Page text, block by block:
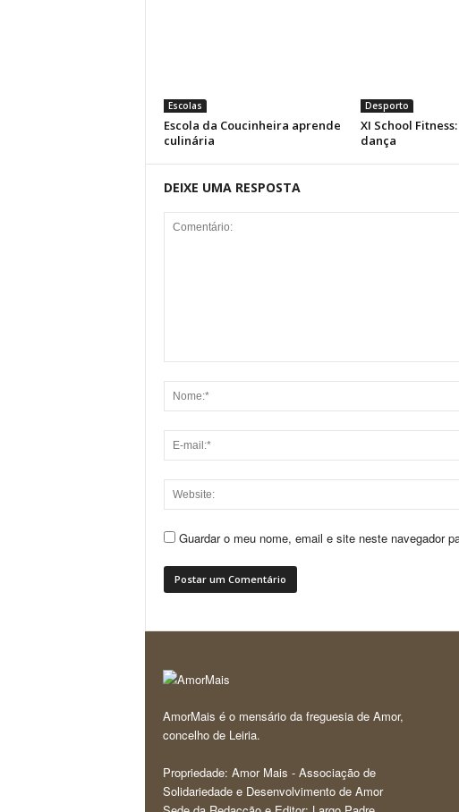
Escolas
Escola da Coucinheira aprende
culinária
Desporto
XI School
dança
DEIXE UMA RESPOSTA
Guardar o meu nome, email e site neste navegador
AmorMais é o mensário da freguesia de Amor,
concelho de Leiria.
Propriedade: Amor Mais - Associação de
Solidariedade e Desenvolvimento de Amor